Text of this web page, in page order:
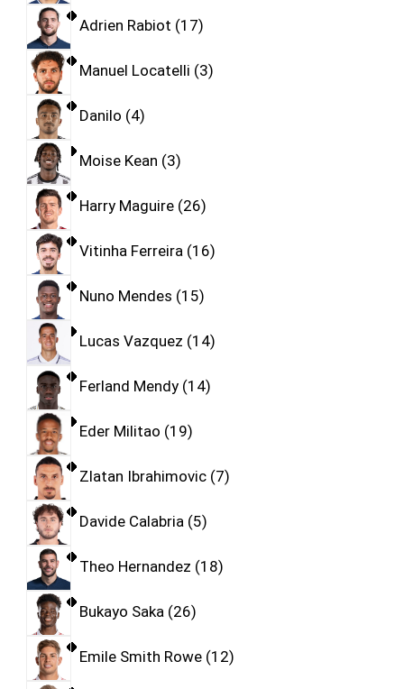
Adrien Rabiot 17
Manuel Locatelli 3
Danilo 4
Moise Kean 3
Harry Maguire 26
Vitinha Ferreira 16
Nuno Mendes 15
Lucas Vazquez 14
Ferland Mendy 14
Eder Militao 19
Zlatan Ibrahimovic 7
Davide Calabria 5
Theo Hernandez 18
Bukayo Saka 26
Emile Smith Rowe 12